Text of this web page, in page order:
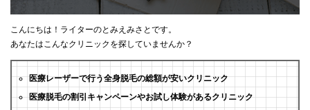
こんにちは！ライターのとみえみさとです。
あなたはこんなクリニックを探していませんか？
医療レーザーで行う全身脱毛の総額が安いクリニック
医療脱毛の割引キャンペーンやお試し体験があるクリニック